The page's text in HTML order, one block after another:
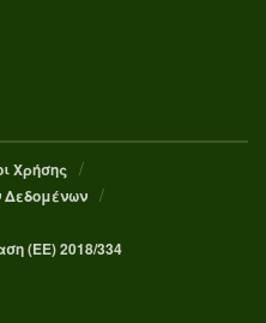
Χρήσης
Δεδομένων
(ΕΕ) 2018/334